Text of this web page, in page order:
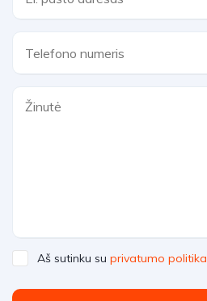
Aš sutinku su privatumo politika